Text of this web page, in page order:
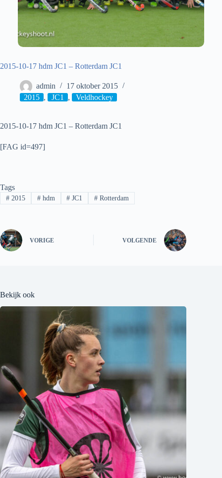
2015-10-17 hdm JC1 – Rotterdam JC1
admin
17 oktober 2015
2015 , JC1 , Veldhockey
2015-10-17 hdm JC1 – Rotterdam JC1
[FAG id=497]
Tags
#2015 #hdm # JC1 # Rotterdam
VORIGE VOLGENDE
Bekijk ook